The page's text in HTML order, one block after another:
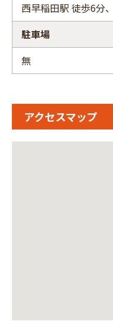
西早稲田駅 徒歩6分
駐車場
無
アクセスマップ